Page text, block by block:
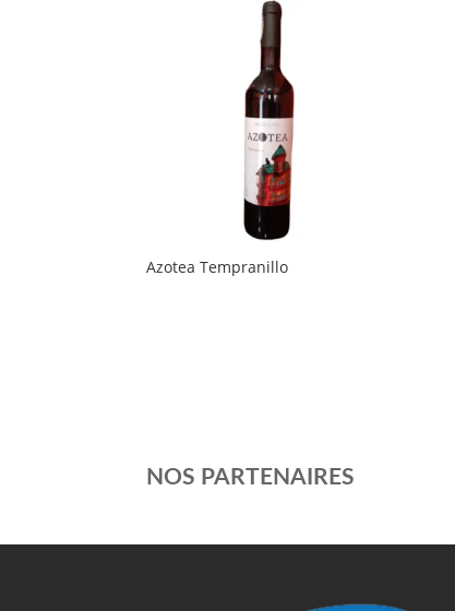
Azotea Tempranillo
NOS PARTENAIRES